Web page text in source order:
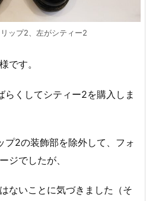
ップ2、左がシティー2
です。
くしてシティー2を購入しま
プ2の装飾部を除外して、フォ
ジでしたが、
ないことに気づきました（そ